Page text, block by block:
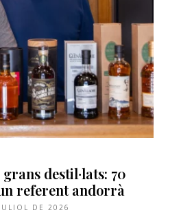
destil·lats: 70
referent andorrà
DE 2026